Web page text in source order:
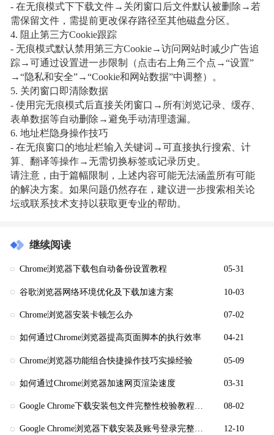
- 在无痕模式下下载文件→关闭窗口后文件默认被删除→若
需保留文件，需提前更改保存路径至其他磁盘分区。
4. 阻止第三方Cookie跟踪
- 无痕模式默认禁用第三方Cookie→访问网站时减少广告追
踪→可通过设置进一步限制（点击右上角三个点→“设置”
→“隐私和安全”→“Cookie和网站数据”中调整）。
5. 关闭窗口即清除数据
- 使用完无痕模式后直接关闭窗口→所有浏览记录、缓存、
表单数据等自动删除→避免手动清理遗漏。
6. 地址栏隐身操作技巧
- 在无痕窗口的地址栏输入关键词→可直接执行搜索、计
算、翻译等操作→无需切换标签或记录历史。
请注意，由于篇幅限制，上述内容可能无法涵盖所有可能
的解决方案。如果问题仍然存在，建议进一步搜索相关论
坛或联系技术支持以获取更专业的帮助。
继续阅读
Chrome浏览器下载包自动备份设置教程 05-31
谷歌浏览器网络环境优化及下载加速方案 10-03
Chrome浏览器安装卡顿怎么办 07-02
如何通过Chrome浏览器提高页面脚本的执行效率 04-21
Chrome浏览器功能组合快捷操作技巧实操经验 05-09
如何通过Chrome浏览器加速网页渲染速度 03-31
Google Chrome下载安装包文件完整性校验教程及操作流程 08-02
Google Chrome浏览器下载安装及账号登录完整流程 12-10